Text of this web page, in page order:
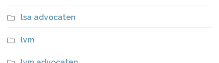
lsa advocaten
lvm